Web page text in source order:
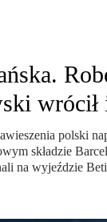
wrócił
polski
składzie
na wyjeździe